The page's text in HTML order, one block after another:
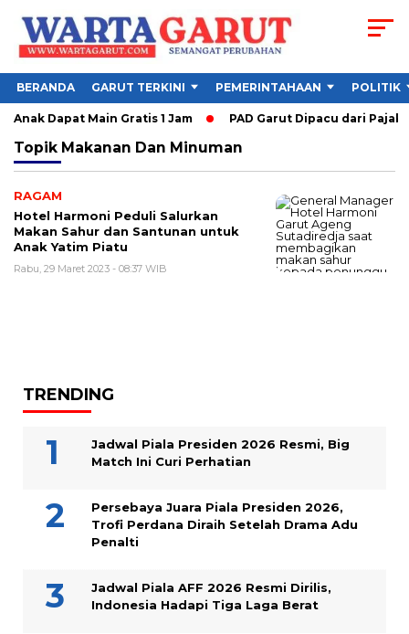
BERANDA GARUT TERKINI PEMERINTAHAAN POLITIK
Dapat Main Gratis 1 Jam PAD Garut Dipacu dari Pajak
Topik Makanan Dan Minuman
RAGAM
Hotel Harmoni Peduli Salurkan
Makan Sahur dan Santunan untuk
Anak Yatim Piatu
Rabu, 29 Maret 2023 - 08:37 WIB
TRENDING
Jadwal Piala Presiden 2026 Resmi, Big
Match Ini Curi Perhatian
Persebaya Juara Piala Presiden 2026,
Trofi Perdana Diraih Setelah Drama Adu
Penalti
Jadwal Piala AFF 2026 Resmi Dirilis,
Indonesia Hadapi Tiga Laga Berat